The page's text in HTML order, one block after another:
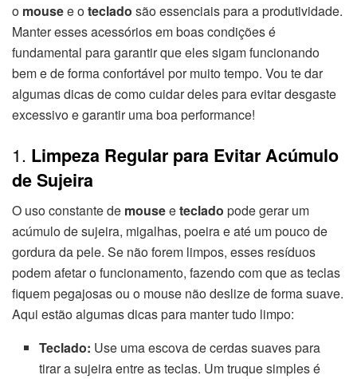
o mousee oteclado são essenciais para a produtividade.
Manter esses acessórios em boas condições é
fundamental para garantir que eles sigam funcionando
bem e de forma confortável por muito tempo. Vou te dar
algumas dicas de como cuidar deles para evitar desgaste
excessivo e garantir uma boa performance!
1. Limpeza Regular para Evitar Acúmulo
de Sujeira
O uso constante de mouseeteclado pode gerar um
acúmulo de sujeira, migalhas, poeira e até um pouco de
gordura da pele. Se não forem limpos, esses resíduos
podem afetar o funcionamento, fazendo com que as teclas
fiquem pegajosas ou o mouse não deslize de forma suave.
Aqui estão algumas dicas para manter tudo limpo:
Teclado: Use uma escova de cerdas suaves para
tirar a sujeira entre as teclas. Um truque simples é